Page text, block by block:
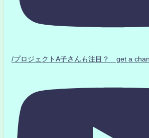
/プロジェクトA子さんも注目？ get a